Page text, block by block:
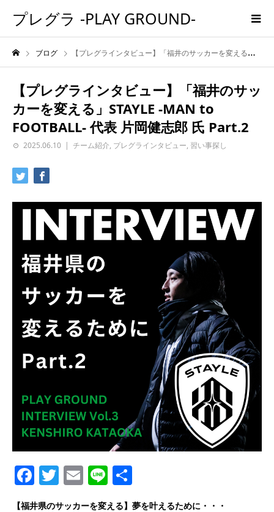
プレグラ -PLAY GROUND-
ブログ 【プレグラインタビュー】「福井のサッカーを変える」STAYLE -MAN to FOOTBALL- 代表 片岡健志郎 氏 Part.2
【プレグラインタビュー】「福井のサッ
カーを変える」STAYLE -MAN to
FOOTBALL- 代表 片岡健志郎 氏 Part.2
2025.06.10 チーム紹介, プレグラインタビュー, 習い事探し
Facebook
Twitter
Email
Line
有
【福井県のサッカーを変える】夢を叶えるために・・・